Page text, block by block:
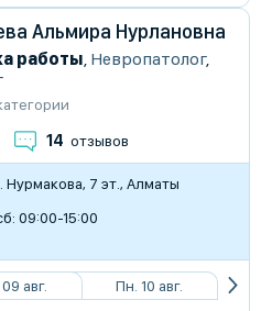
Альмира Нурлановна
работы, Невропатолог,
14 отзывов
Нурмакова, 7 эт., Алматы
09:00-15:00
авг. Пн. 10 авг.